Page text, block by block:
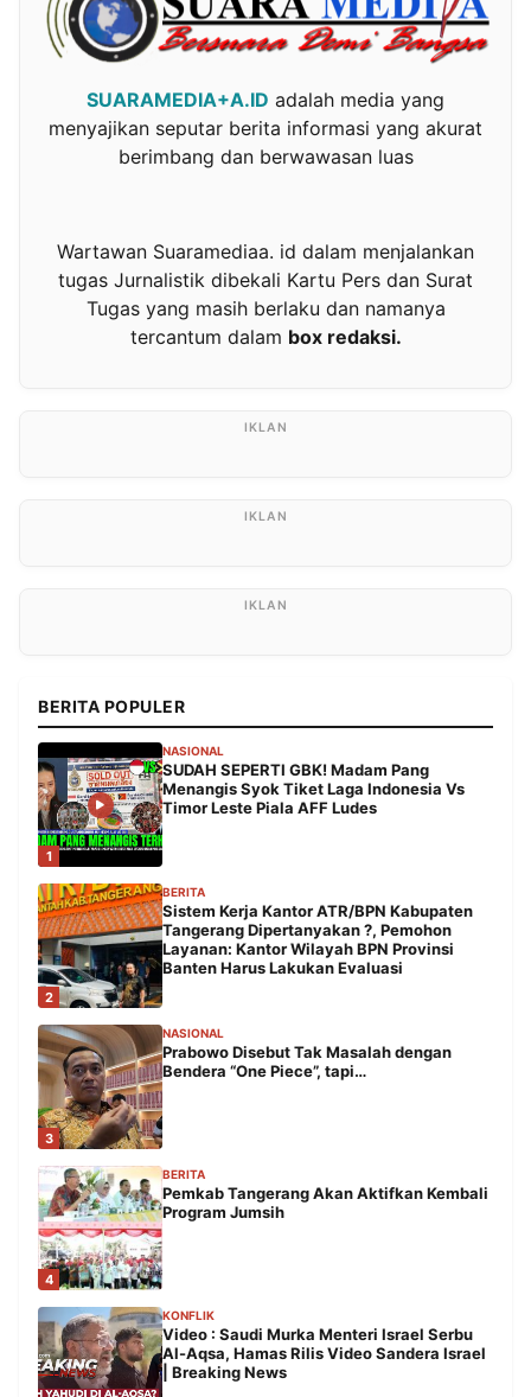
SUARAMEDIA+A.ID adalah media yang
menyajikan seputar berita informasi yang akurat
berimbang dan berwawasan luas
Wartawan Suaramediaa. id dalam menjalankan
tugas Jurnalistik dibekali Kartu Pers dan Surat
Tugas yang masih berlaku dan namanya
tercantum dalam box redaksi.
BERITA POPULER
1
NASIONAL
SUDAH SEPERTI GBK! Madam Pang
Menangis Syok Tiket Laga Indonesia Vs
Timor Leste Piala AFF Ludes
2
BERITA
Sistem Kerja Kantor ATR/BPN Kabupaten
Tangerang Dipertanyakan ?, Pemohon
Layanan: Kantor Wilayah BPN Provinsi
Banten Harus Lakukan Evaluasi
3
NASIONAL
Prabowo Disebut Tak Masalah dengan
Bendera “One Piece”, tapi…
4
BERITA
Pemkab Tangerang Akan Aktifkan Kembali
Program Jumsih
KONFLIK
Video : Saudi Murka Menteri Israel Serbu
Al-Aqsa, Hamas Rilis Video Sandera Israel
| Breaking News